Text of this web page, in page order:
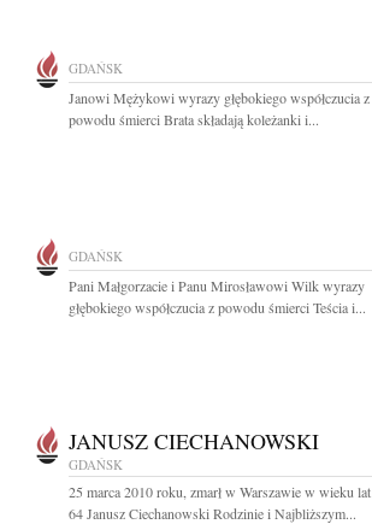
GDAŃSK
Janowi Mężykowi wyrazy głębokiego współczucia z
powodu śmierci Brata składają koleżanki i...
GDAŃSK
Pani Małgorzacie i Panu Mirosławowi Wilk wyrazy
głębokiego współczucia z powodu śmierci Teścia i...
JANUSZ CIECHANOWSKI
GDAŃSK
25 marca 2010 roku, zmarł w Warszawie w wieku lat
64 Janusz Ciechanowski Rodzinie i Najbliższym...